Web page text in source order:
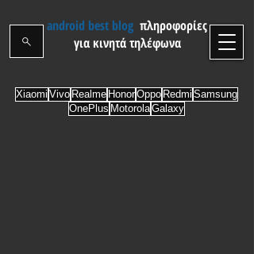
android best blog πληροφορίες
για κινητά τηλέφωνα
Xiaomi Vivo Realme HonorOppo Redmi Samsung
OnePlus MotorolaGalaxy